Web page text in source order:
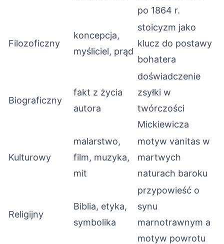
po 1864 r.
Filozoficzny
koncepcja,
myśliciel, prąd
stoicyzm jako
klucz do postawy
bohatera
Biograficzny
fakt z życia
autora
doświadczenie
zsyłki w
twórczości
Mickiewicza
Kulturowy
malarstwo,
film, muzyka,
mit
motyw vanitas w
martwych
naturach baroku
Religijny
Biblia, etyka,
symbolika
przypowieść o
synu
marnotrawnym a
motyw powrotu